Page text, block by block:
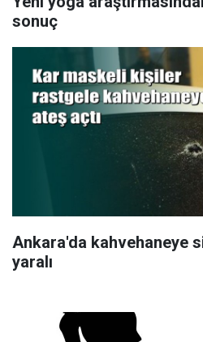
sonuç
Ankara'da kahvehaneye
yaralı